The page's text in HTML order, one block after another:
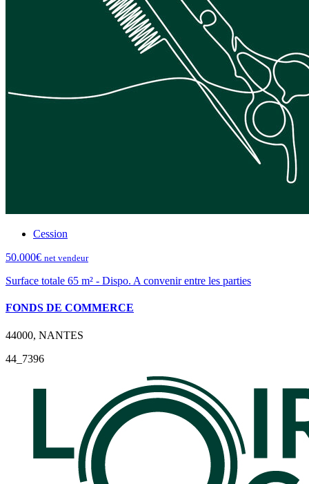
Cession
50.000€ net vendeur
Surface totale 65 m² - Dispo. A convenir entre les parties
FONDS DE COMMERCE
44000, NANTES
44_7396